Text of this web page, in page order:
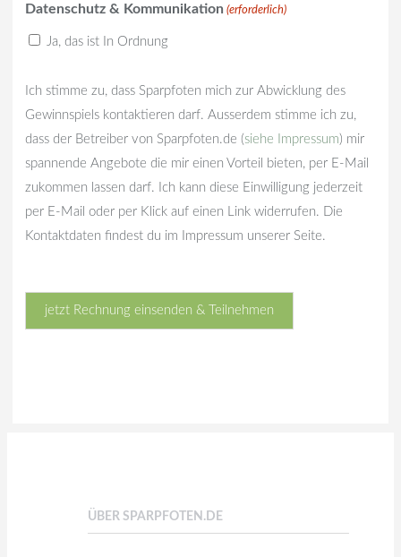
Datenschutz & Kommunikation (erforderlich)
Ja, das ist In Ordnung
Ich stimme zu, dass Sparpfoten mich zur Abwicklung des
Gewinnspiels kontaktieren darf. Ausserdem stimme ich zu,
dass der Betreiber von Sparpfoten.de (siehe Impressum) mir
spannende Angebote die mir einen Vorteil bieten, per E-Mail
zukommen lassen darf. Ich kann diese Einwilligung jederzeit
per E-Mail oder per Klick auf einen Link widerrufen. Die
Kontaktdaten findest du im Impressum unserer Seite.
ÜBER SPARPFOTEN.DE